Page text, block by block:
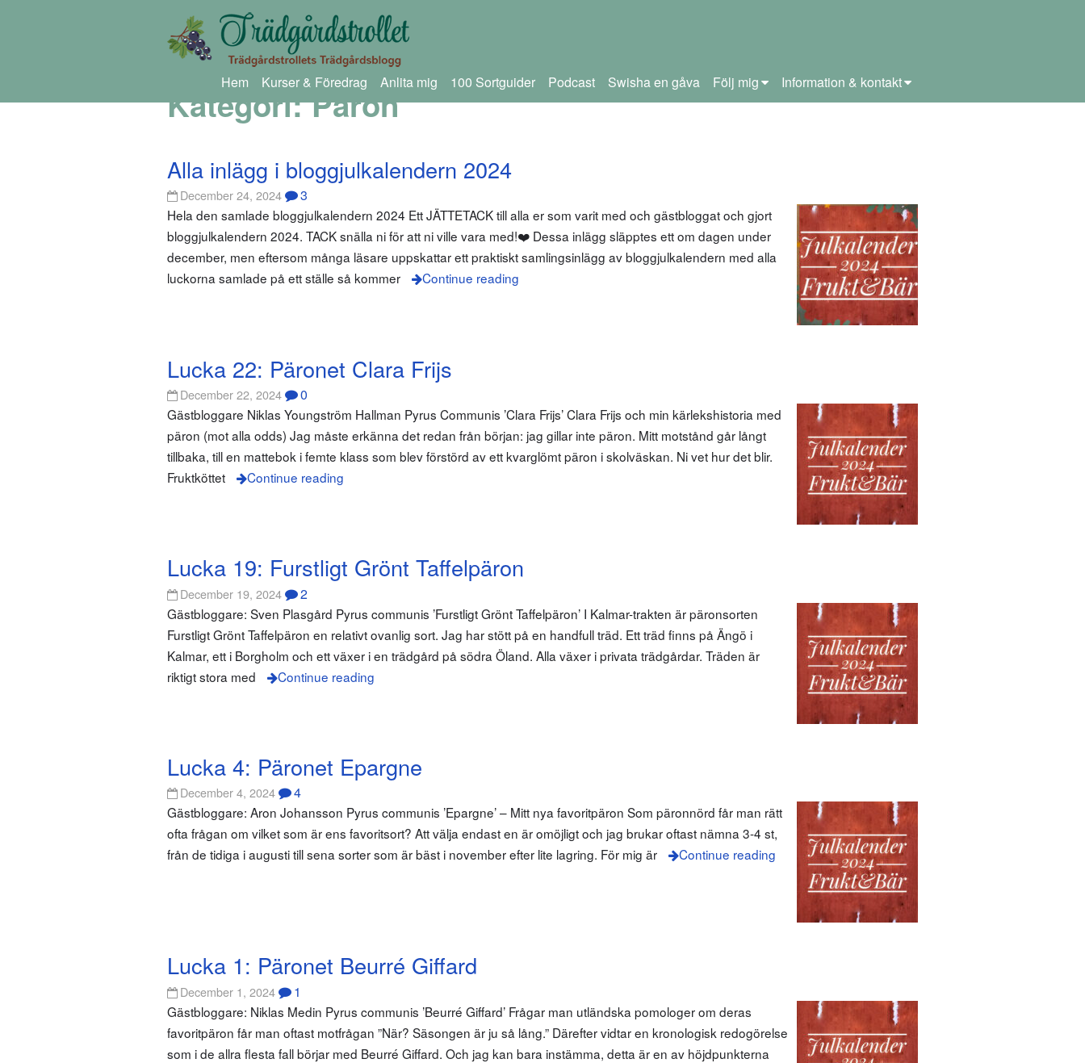
Hem Kurser & Föredrag Anlita mig 100 Sortguider Podcast Swisha en gåva Följ mig Information & kontakt
Kategori:Päron
Alla inlägg i bloggjulkalendern 2024
December 24, 2024 3
Hela den samlade bloggjulkalendern 2024 Ett JÄTTETACK till alla er som varit med och gästbloggat och gjort
bloggjulkalendern 2024. TACK snälla ni för att ni ville vara med!❤️ Dessa inlägg släpptes ett om dagen under
december, men eftersom många läsare uppskattar ett praktiskt samlingsinlägg av bloggjulkalendern med alla
luckorna samlade på ett ställe så kommer
Continue reading
Lucka 22: Päronet Clara Frijs
December 22, 2024 0
Gästbloggare Niklas Youngström Hallman Pyrus Communis ’Clara Frijs’ Clara Frijs och min kärlekshistoria med
päron (mot alla odds) Jag måste erkänna det redan från början: jag gillar inte päron. Mitt motstånd går långt
tillbaka, till en mattebok i femte klass som blev förstörd av ett kvarglömt päron i skolväskan. Ni vet hur det blir.
Fruktköttet
Continue reading
Lucka 19: Furstligt Grönt Taffelpäron
December 19, 2024 2
Gästbloggare: Sven Plasgård Pyrus communis ’Furstligt Grönt Taffelpäron’ I Kalmar-trakten är päronsorten
Furstligt Grönt Taffelpäron en relativt ovanlig sort. Jag har stött på en handfull träd. Ett träd finns på Ängö i
Kalmar, ett i Borgholm och ett växer i en trädgård på södra Öland. Alla växer i privata trädgårdar. Träden är
riktigt stora med
Continue reading
Lucka 4: Päronet Epargne
December 4, 2024 4
Gästbloggare: Aron Johansson Pyrus communis ’Epargne’ – Mitt nya favoritpäron Som päronnörd får man rätt
ofta frågan om vilket som är ens favoritsort? Att välja endast en är omöjligt och jag brukar oftast nämna 3-4 st,
från de tidiga i augusti till sena sorter som är bäst i november efter lite lagring. För mig är
Continue reading
Lucka 1: Päronet Beurré Giffard
December 1, 2024 1
Gästbloggare: Niklas Medin Pyrus communis ’Beurré Giffard’ Frågar man utländska pomologer om deras
favoritpäron får man oftast motfrågan ”När? Säsongen är ju så lång.” Därefter vidtar en kronologisk redogörelse
som i de allra flesta fall börjar med Beurré Giffard. Och jag kan bara instämma, detta är en av höjdpunkterna